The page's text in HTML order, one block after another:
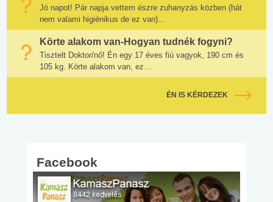
Jó napot! Pár napja vettem észre zuhanyzás közben (hát
nem valami higiénikus de ez van)...
Körte alakom van-Hogyan tudnék fogyni?
Tisztelt Doktor/nő! Én egy 17 éves fiú vagyok, 190 cm és
105 kg. Körte alakom van, ez...
ÉN IS KÉRDEZEK
Facebook